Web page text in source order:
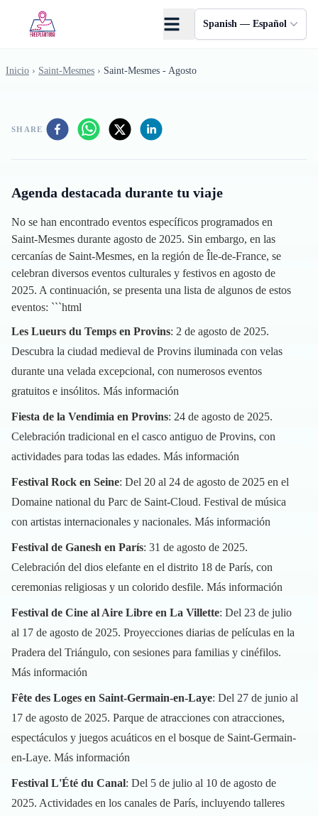
Spanish — Español
Inicio › Saint-Mesmes › Saint-Mesmes - Agosto
SHARE
Agenda destacada durante tu viaje
No se han encontrado eventos específicos programados en
Saint-Mesmes durante agosto de 2025. Sin embargo, en las
cercanías de Saint-Mesmes, en la región de Île-de-France, se
celebran diversos eventos culturales y festivos en agosto de
2025. A continuación, se presenta una lista de algunos de estos
eventos: ```html
Les Lueurs du Temps en Provins: 2 de agosto de 2025.
Descubra la ciudad medieval de Provins iluminada con velas
durante una velada excepcional, con numerosos eventos
gratuitos e insólitos. Más información
Fiesta de la Vendimia en Provins: 24 de agosto de 2025.
Celebración tradicional en el casco antiguo de Provins, con
actividades para todas las edades. Más información
Festival Rock en Seine: Del 20 al 24 de agosto de 2025 en el
Domaine national du Parc de Saint-Cloud. Festival de música
con artistas internacionales y nacionales. Más información
Festival de Ganesh en París: 31 de agosto de 2025.
Celebración del dios elefante en el distrito 18 de París, con
ceremonias religiosas y un colorido desfile. Más información
Festival de Cine al Aire Libre en La Villette: Del 23 de julio
al 17 de agosto de 2025. Proyecciones diarias de películas en la
Pradera del Triángulo, con sesiones para familias y cinéfilos.
Más información
Fête des Loges en Saint-Germain-en-Laye: Del 27 de junio al
17 de agosto de 2025. Parque de atracciones con atracciones,
espectáculos y juegos acuáticos en el bosque de Saint-Germain-
en-Laye. Más información
Festival L'Été du Canal: Del 5 de julio al 10 de agosto de
2025. Actividades en los canales de París, incluyendo talleres